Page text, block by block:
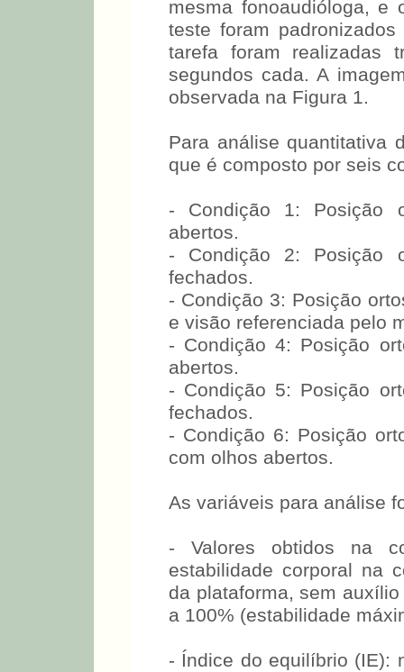
mesma fonoaudióloga, e
teste foram
tarefa foram realizadas
segundos cada. A
observada na Figura 1.
Para análise quantitativa
que é composto por seis
- Condição 1: Posição
abertos.
- Condição 2: Posição
fechados.
- Condição 3: Posição
e visão referenciada pelo
- Condição 4: Posição
abertos.
- Condição 5: Posição
fechados.
- Condição 6: Posição
com olhos abertos.
As variáveis para análise
- Valores obtidos na
estabilidade corporal na
da plataforma, sem
a 100% (estabilidade
- Índice do equilíbrio (IE):